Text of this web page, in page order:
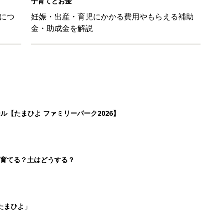
つ
妊娠・出産・育児にかかる費用やもらえる補助
金・助成金を解説
【たまひよ ファミリーパーク2026】
てる？土はどうする？
ひよ」